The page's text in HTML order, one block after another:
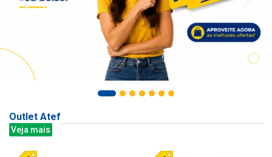
Outlet Atef
Veja mais